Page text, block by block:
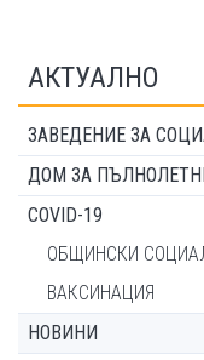
АКТУАЛНО
ЗАВЕДЕНИЕ ЗА
ДОМ ЗА
COVID-19
ОБЩИНСКИ
ВАКСИНАЦИЯ
НОВИНИ